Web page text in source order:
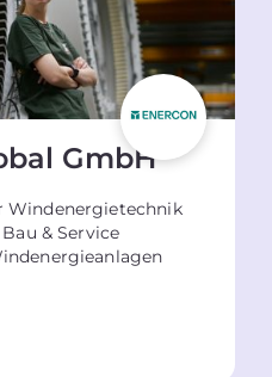
GmbH
Windenergietechnik
& Service